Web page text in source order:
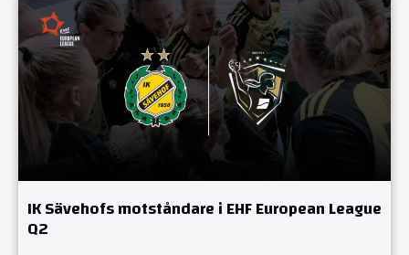
IK Sävehofs motståndare i EHF European League
Q2